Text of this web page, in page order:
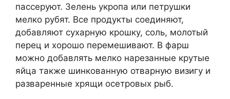
пассеруют. Зелень укропа или пет­рушки
мелко рубят. Все продукты соединяют,
добавляют сухарную крошку, соль, молотый
перец и хорошо перемешивают. В фарш
можно добавлять мелко нарезанные крутые
яйца также шинкованную отварную визигу и
разваренные хрящи осетровых рыб.